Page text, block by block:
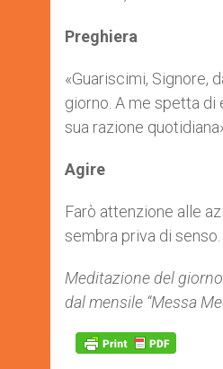
Preghiera
«Guariscimi, Signore,
giorno. A me spetta di
sua razione
Agire
Farò attenzione alle
sembra priva di senso.
Meditazione del
dal mensile “Messa